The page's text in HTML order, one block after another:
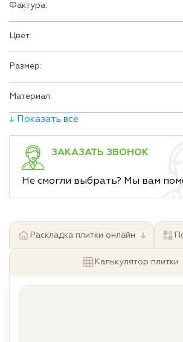
Фактура:
Цвет:
Размер:
Материал:
↓ Показать все
ЗАКАЗАТЬ ЗВОНОК
Не смогли выбрать? Мы вам
Раскладка плитки онлайн ↓
Калькулятор плитки